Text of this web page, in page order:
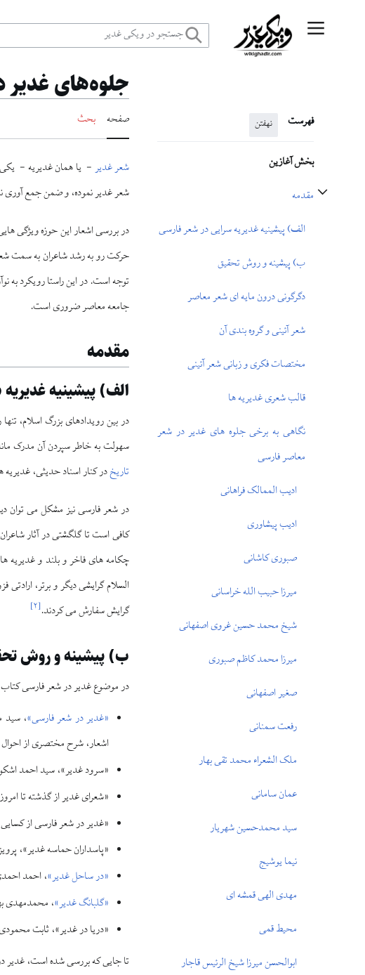
منوی اصلی
فهرست نهفتن
بخش آغازین
مقدمه
الف) پيشينيه غديريه ‏سرايى در شعر فارسى
ب) پيشينه و روش تحقيق
دگرگونى درون مايه ‏اى شعر معاصر
شعر آئينى و گروه ‏بندى آن
مختصات فكرى و زبانى شعر آئينى
قالب شعرى غديريه ‏ها
نگاهى به برخى جلوه ‏هاى غدير در شعر
معاصر فارسى
اديب الممالک فراهانى
اديب پيشاورى
صبورى كاشانى
ميرزا حبيب‏ الله خراسانى
شيخ محمد حسين غروى اصفهانى
ميرزا محمد كاظم صبورى
صغير اصفهانى
رفعت سمنانى
ملک الشعراء محمد تقى بهار
عمان سامانى
سيد محمدحسين شهريار
نيما يوشيج
مهدى الهى قمشه‏ اى
محيط قمى
ابوالحسن ميرزا شيخ‏ الرئيس قاجار
جلوه‌های غدیر
صفحه بحث
شعر غدیر- يا همان غديريه -
شعر غدير نموده، و ضمن جمع ‏آورى
در بررسى اشعار اين حوزه ويژگى‏
حركت رو به رشد شاعران به سمت
توجه است. در اين راستا رويكرد
جامعه معاصر ضرورى است.
مقدمه
الف) پيشينيه
در بين رويدادهاى بزرگ اسلام،
سهولت به خاطر سپردن آن مدرک
تاریخدر كنار اسناد حديثى،
در شعر فارسى نيز مشكل مى‏ توان
كافى است تا گلگشتى در آثار
چكامه ‏هاى فاخر و بلند و غديريه
السلام گرايشى ديگر و برتر،
گرايش سفارش مى‏ كردند.[۲]
ب) پيشينه و روش
در موضوع غدير در شعر فارسى كتاب‏
«غدير در شعر فارسى»، سيد
اشعار، شرح مختصرى از
«سرود غدير»، سيد احمد
«شعراى غدير از گذشته تا
«غدير در شعر فارسى از
«پاسداران حماسه غدير»،
«در ساحل غدير»، احمد
«گلبانگ غدير»، محمدمهدى
«دريا در غدير»، ثابت
تا جايى كه بررسى شده است، غدير